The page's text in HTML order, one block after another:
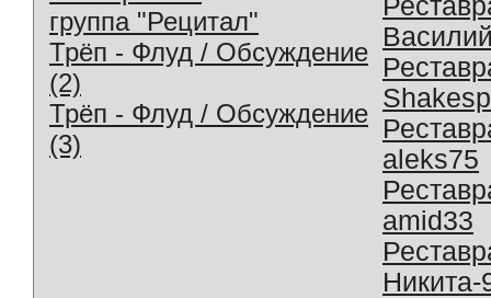
группа "Рецитал"
Трёп - Флуд / Обсуждение
(2)
Трёп - Флуд / Обсуждение
(3)
aleks75
amid33
Никита-